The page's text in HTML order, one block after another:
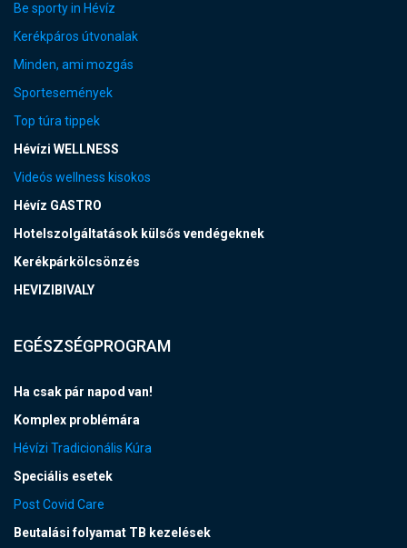
Be sporty in Hévíz
Kerékpáros útvonalak
Minden, ami mozgás
Sportesemények
Top túra tippek
Hévízi WELLNESS
Videós wellness kisokos
Hévíz GASTRO
Hotelszolgáltatások külsős vendégeknek
Kerékpárkölcsönzés
HEVIZIBIVALY
EGÉSZSÉGPROGRAM
Ha csak pár napod van!
Komplex problémára
Hévízi Tradicionális Kúra
Speciális esetek
Post Covid Care
Beutalási folyamat TB kezelések